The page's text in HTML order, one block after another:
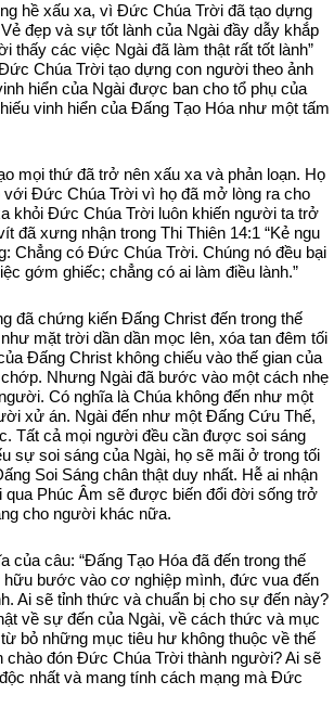
hề xấu xa, vì Đức Chúa Trời đã tạo dựng
đẹp và sự tốt lành của Ngài đầy dẫy khắp
thấy các việc Ngài đã làm thật rất tốt lành”
Chúa Trời tạo dựng con người theo ảnh
hiển của Ngài được ban cho tổ phụ của
vinh hiển của Đấng Tạo Hóa như một tấm
mọi thứ đã trở nên xấu xa và phản loạn. Họ
Đức Chúa Trời vì họ đã mở lòng ra cho
khỏi Đức Chúa Trời luôn khiến người ta trở
đã xưng nhận trong Thi Thiên 14:1 “Kẻ ngu
Chẳng có Đức Chúa Trời. Chúng nó đều bại
gớm ghiếc; chẳng có ai làm điều lành.”
đã chứng kiến Đấng Christ đến trong thế
mặt trời dần dần mọc lên, xóa tan đêm tối
Đấng Christ không chiếu vào thế gian của
Nhưng Ngài đã bước vào một cách nhẹ
Có nghĩa là Chúa không đến như một
xử án. Ngài đến như một Đấng Cứu Thế,
Tất cả mọi người đều cần được soi sáng
sự soi sáng của Ngài, họ sẽ mãi ở trong tối
Soi Sáng chân thật duy nhất. Hễ ai nhận
qua Phúc Âm sẽ được biến đổi đời sống trở
cho người khác nữa.
của câu: “Đấng Tạo Hóa đã đến trong thế
hữu bước vào cơ nghiệp mình, đức vua đến
Ai sẽ tỉnh thức và chuẩn bị cho sự đến này?
về sự đến của Ngài, về cách thức và mục
bỏ những mục tiêu hư không thuộc về thế
chào đón Đức Chúa Trời thành người? Ai sẽ
nhất và mang tính cách mạng mà Đức